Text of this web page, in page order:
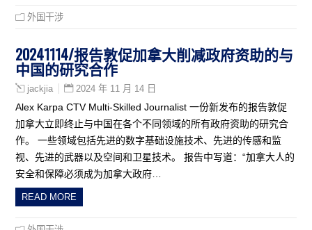
外国干涉
20241114/报告敦促加拿大削减政府资助的与
中国的研究合作
jackjia 2024 年 11 月 14 日
Alex Karpa CTV Multi-Skilled Journalist 一份新发布的报告敦促
加拿大立即终止与中国在各个不同领域的所有政府资助的研究合
作。 一些领域包括先进的数字基础设施技术、先进的传感和监
视、先进的武器以及空间和卫星技术。 报告中写道：“加拿大人的
安全和保障必须成为加拿大政府…
READ MORE